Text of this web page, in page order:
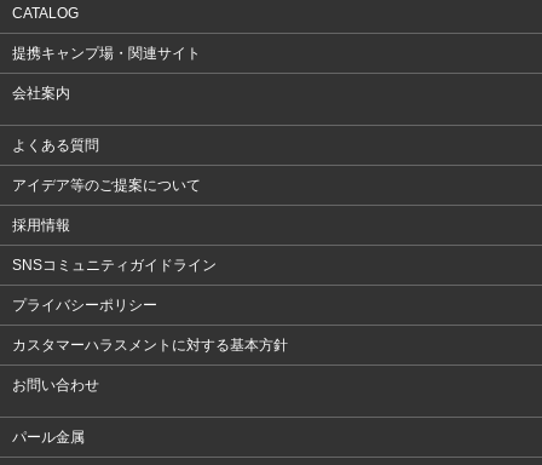
CATALOG
提携キャンプ場・関連サイト
会社案内
よくある質問
アイデア等のご提案について
採用情報
SNSコミュニティガイドライン
プライバシーポリシー
カスタマーハラスメントに対する基本方針
お問い合わせ
パール金属